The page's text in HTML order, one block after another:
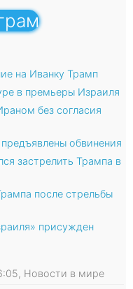
на Иванку Трамп
в премьеры Израиля
без согласия
обвинения
застрелить Трампа в
после стрельбы
присужден
Новости в мире